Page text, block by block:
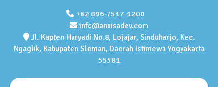
+62 896-7517-1200
info@annisadev.com
Jl. Kapten Haryadi No.8, Lojajar, Sinduharjo, Kec.
Ngaglik, Kabupaten Sleman, Daerah Istimewa Yogyakarta
55581